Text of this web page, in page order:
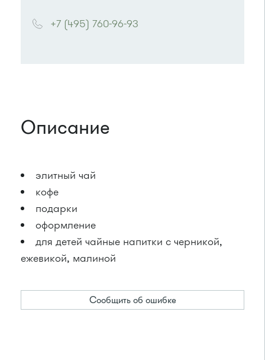
Автобусы № 5, 15, 32.
Маршрутка № 460м, 720м
+7 (495) 760-96-93
Описание
элитный чай
кофе
подарки
оформление
для детей чайные напитки с черникой,
ежевикой, малиной
Сообщить об ошибке